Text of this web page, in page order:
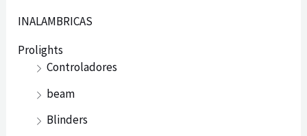
INALAMBRICAS
Prolights
Controladores
beam
Blinders